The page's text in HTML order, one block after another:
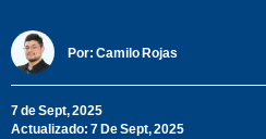
Por: Camilo Rojas
7 de Sept, 2025
Actualizado: 7 De Sept, 2025